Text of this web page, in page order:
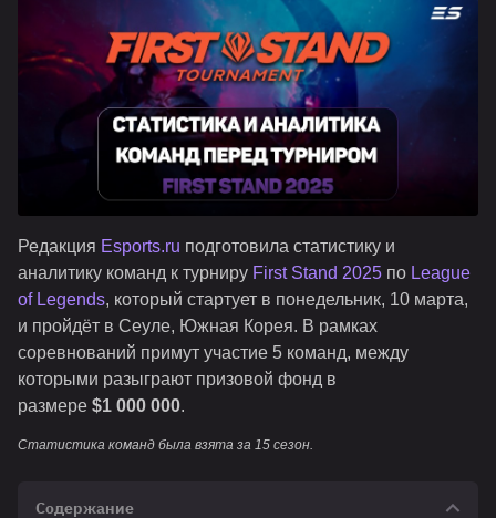
Редакция Esports.ru подготовила статистику и
аналитику команд к турниру First Stand 2025 по League
of Legends, который стартует в понедельник, 10 марта,
и пройдёт в Сеуле, Южная Корея. В рамках
соревнований примут участие 5 команд, между
которыми разыграют призовой фонд в
размере $1 000 000.
Статистика команд была взята за 15 сезон.
Содержание